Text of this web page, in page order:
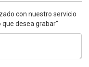
con nuestro servicio
desea grabar”